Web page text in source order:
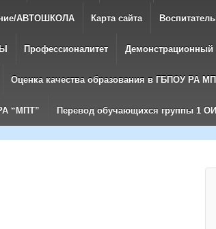
АВТОШКОЛА Карта сайта
Профессионалитет Демонстрационный
Оценка качества образования в ГБПОУ РА
“МПТ” Перевод обучающихся группы 1